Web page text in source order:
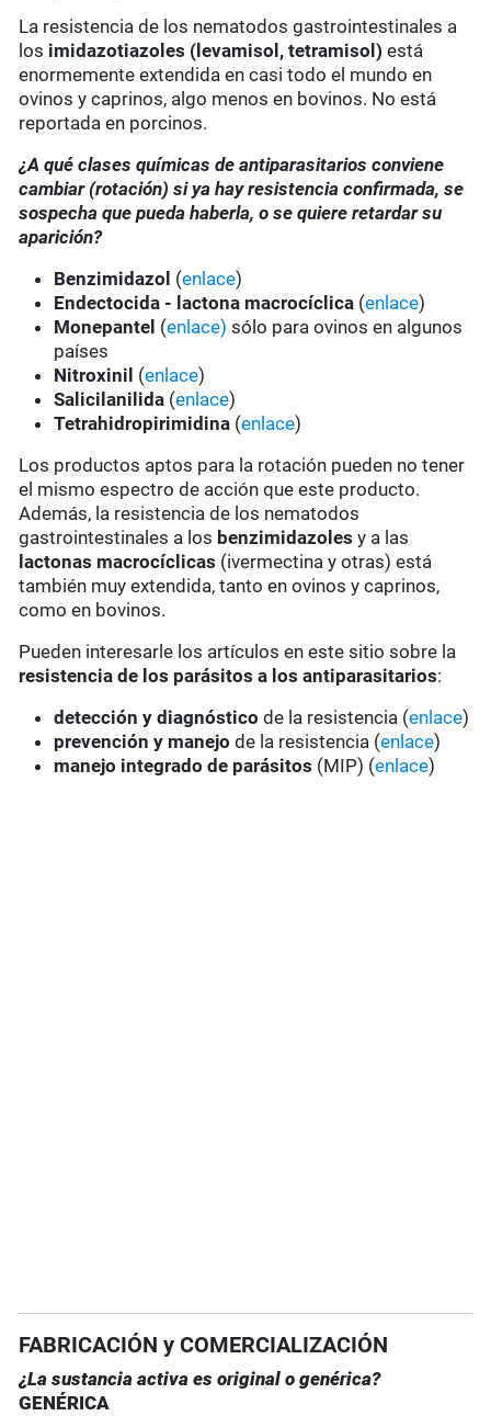
La resistencia de los nematodos gastrointestinales a
los imidazotiazoles (levamisol, tetramisol) está
enormemente extendida en casi todo el mundo en
ovinos y caprinos, algo menos en bovinos. No está
reportada en porcinos.
¿A qué clases químicas de antiparasitarios conviene
cambiar (rotación) si ya hay resistencia confirmada, se
sospecha que pueda haberla, o se quiere retardar su
aparición?
Benzimidazol (enlace)
Endectocida - lactona macrocíclica (enlace)
Monepantel (enlace) sólo para ovinos en algunos
países
Nitroxinil (enlace)
Salicilanilida (enlace)
Tetrahidropirimidina (enlace)
Los productos aptos para la rotación pueden no tener
el mismo espectro de acción que este producto.
Además, la resistencia de los nematodos
gastrointestinales a los benzimidazoles y a las
lactonas macrocíclicas (ivermectina y otras) está
también muy extendida, tanto en ovinos y caprinos,
como en bovinos.
Pueden interesarle los artículos en este sitio sobre la
resistencia de los parásitos a los antiparasitarios:
detección y diagnóstico de la resistencia (enlace)
prevención y manejo de la resistencia (enlace)
manejo integrado de parásitos (MIP) (enlace)
FABRICACIÓN y COMERCIALIZACIÓN
¿La sustancia activa es original o genérica?
GENÉRICA